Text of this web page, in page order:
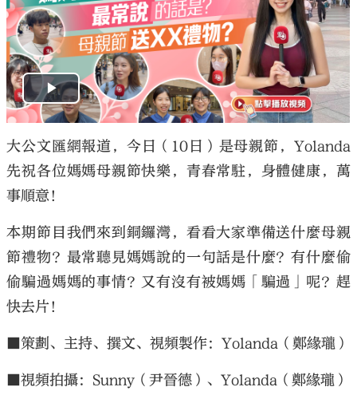
大公文匯網報道，今日（10日）是母親節，Yolanda
先祝各位媽媽母親節快樂，青春常駐，身體健康，萬
事順意！
本期節目我們來到銅鑼灣，看看大家準備送什麼母親
節禮物？最常聽見媽媽說的一句話是什麼？有什麼偷
偷騙過媽媽的事情？又有沒有被媽媽「騙過」呢？趕
快去片！
■策劃、主持、撰文、視頻製作：Yolanda（鄭緣瓏）
■視頻拍攝：Sunny（尹晉德）、Yolanda（鄭緣瓏）